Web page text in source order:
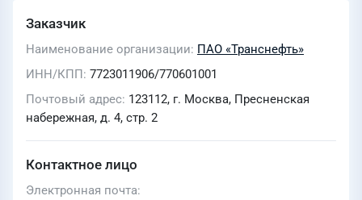
Заказчик
Наименование организации ПАО «Транснефть»
ИНН/КПП 7723011906/770601001
Почтовый адрес 123112, г. Москва, Пресненская
набережная, д. 4, стр. 2
Контактное лицо
Электронная почта